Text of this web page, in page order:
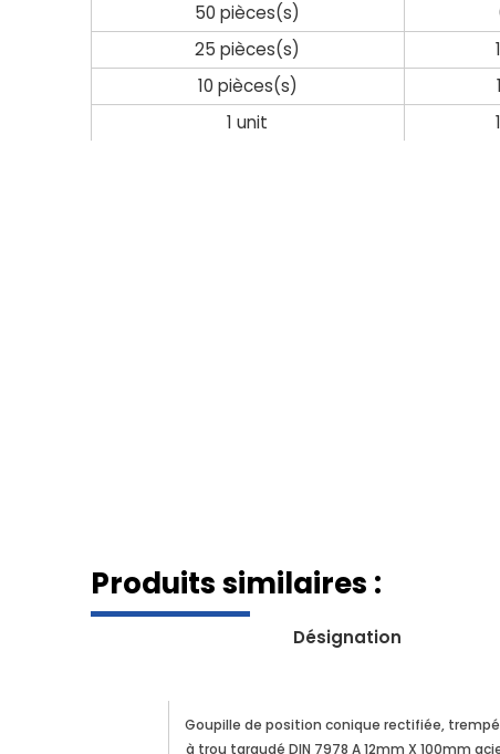
Mon
compte
Mon
panier
50 pièces(s)
25 pièces(s)
10 pièces(s)
1 unit
Produits similaires :
Désignation
Goupille de position conique rectifiée,
à trou taraudé DIN 7978 A 12mm X 100mm